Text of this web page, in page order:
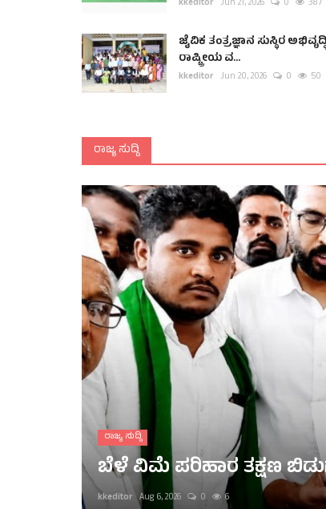
kkeditor Jun 21, 2026 0 387
ಜೈವಿಕ ತಂತ್ರಜ್ಞಾನ ಸುಸ್ಥಿರ
ರಾಷ್ಟ್ರೀಯ ವ...
kkeditor Jun 20, 2026 0 50
ರಾಜ್ಯ ಸುದ್ದಿ
ರಾಜ್ಯ ಸುದ್ದಿ
ಬೆಳೆ ವಿಮೆ ಪರಿಹಾರ ತಕ್ಷಣ
kkeditor Aug 6, 2026 0 6